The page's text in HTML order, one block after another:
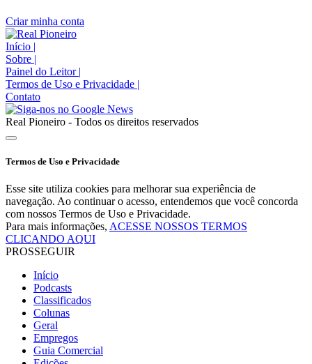
Criar minha conta
Início |
Sobre |
Painel do Leitor |
Termos de Uso e Privacidade |
Contato
Real Pioneiro - Todos os direitos reservados
Termos de Uso e Privacidade
Esse site utiliza cookies para melhorar sua experiência de
navegação. Ao continuar o acesso, entendemos que você concorda
com nossos Termos de Uso e Privacidade.
Para mais informações, ACESSE NOSSOS TERMOS
CLICANDO AQUI
PROSSEGUIR
Início
Podcasts
Classificados
Colunas
Geral
Empregos
Guia Comercial